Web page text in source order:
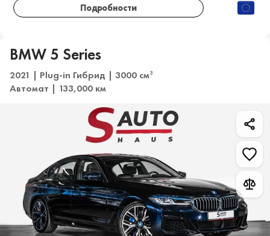
Подробности
BMW 5 Series
2021 | Plug-in Гибрид | 3000 см3
Автомат | 133,000 км